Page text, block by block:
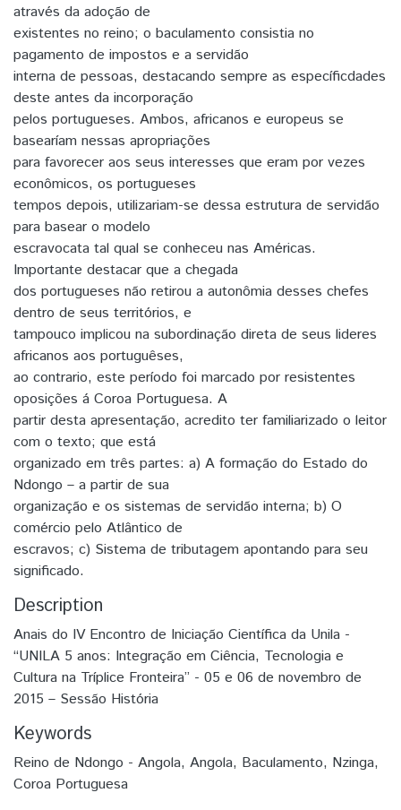
através da adoção de
existentes no reino; o baculamento consistia no
pagamento de impostos e a servidão
interna de pessoas, destacando sempre as específicdades
deste antes da incorporação
pelos portugueses. Ambos, africanos e europeus se
basearíam nessas apropriações
para favorecer aos seus interesses que eram por vezes
econômicos, os portugueses
tempos depois, utilizariam-se dessa estrutura de servidão
para basear o modelo
escravocata tal qual se conheceu nas Américas.
Importante destacar que a chegada
dos portugueses não retirou a autonômia desses chefes
dentro de seus territórios, e
tampouco implicou na subordinação direta de seus lideres
africanos aos portuguêses,
ao contrario, este período foi marcado por resistentes
oposições á Coroa Portuguesa. A
partir desta apresentação, acredito ter familiarizado o leitor
com o texto; que está
organizado em três partes: a) A formação do Estado do
Ndongo – a partir de sua
organização e os sistemas de servidão interna; b) O
comércio pelo Atlântico de
escravos; c) Sistema de tributagem apontando para seu
significado.
Description
Anais do IV Encontro de Iniciação Científica da Unila -
“UNILA 5 anos: Integração em Ciência, Tecnologia e
Cultura na Tríplice Fronteira” - 05 e 06 de novembro de
2015 – Sessão História
Keywords
Reino de Ndongo - Angola, Angola, Baculamento, Nzinga,
Coroa Portuguesa